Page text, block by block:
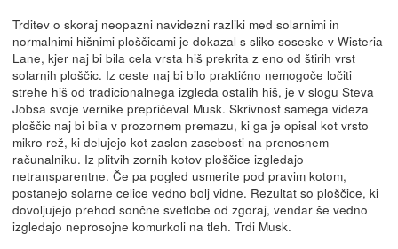
Trditev o skoraj neopazni navidezni razliki med solarnimi in
normalnimi hišnimi ploščicami je dokazal s sliko soseske v Wisteria
Lane, kjer naj bi bila cela vrsta hiš prekrita z eno od štirih vrst
solarnih ploščic. Iz ceste naj bi bilo praktično nemogoče ločiti
strehe hiš od tradicionalnega izgleda ostalih hiš, je v slogu Steva
Jobsa svoje vernike prepričeval Musk. Skrivnost samega videza
ploščic naj bi bila v prozornem premazu, ki ga je opisal kot vrsto
mikro rež, ki delujejo kot zaslon zasebosti na prenosnem
računalniku. Iz plitvih zornih kotov ploščice izgledajo
netransparentne. Če pa pogled usmerite pod pravim kotom,
postanejo solarne celice vedno bolj vidne. Rezultat so ploščice, ki
dovoljujejo prehod sončne svetlobe od zgoraj, vendar še vedno
izgledajo neprosojne komurkoli na tleh. Trdi Musk.